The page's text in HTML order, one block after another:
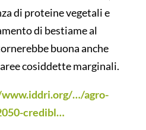
di proteine vegetali e
di bestiame al
buona anche
cosiddette marginali.
…/agro-
credibl…